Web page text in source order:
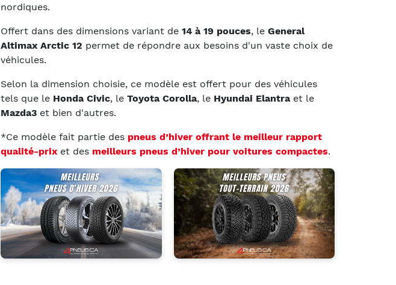
nordiques.
Offert dans des dimensions variant de 14 à 19 pouces, le General
Altimax Arctic 12 permet de répondre aux besoins d'un vaste choix de
véhicules.
Selon la dimension choisie, ce modèle est offert pour des véhicules
tels que le Honda Civic, le Toyota Corolla, le Hyundai Elantraet le
Mazda3 et bien d'autres.
*Ce modèle fait partie des pneus d’hiver offrant le meilleur rapport
qualité-prix et des meilleurs pneus d’hiver pour voitures compactes.